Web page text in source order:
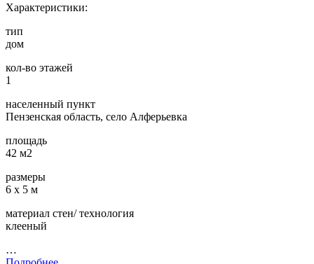
Характеристики:
тип
дом
кол-во этажей
1
населенный пункт
Пензенская область, село Алферьевка
площадь
42 м2
размеры
6 х 5 м
материал стен/ технология
клееный
…